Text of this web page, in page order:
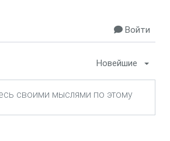
Войти
Новейшие